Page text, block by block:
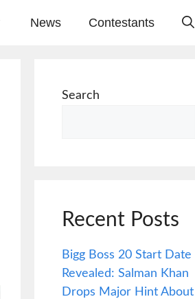
News Contestants
Search
Recent Posts
Bigg Boss 20 Start Date
Revealed: Salman Khan
Drops Major Hint About